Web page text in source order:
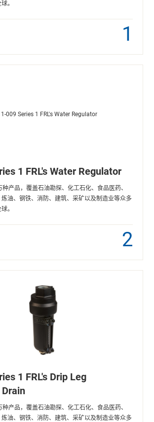
。
1
1 FRL's Water Regulator
产品，覆盖石油勘探、化工石化、食品医药、
油、钢铁、消防、建筑、采矿以及制造业等众多
。
2
1 FRL's Drip Leg
产品，覆盖石油勘探、化工石化、食品医药、
油、钢铁、消防、建筑、采矿以及制造业等众多